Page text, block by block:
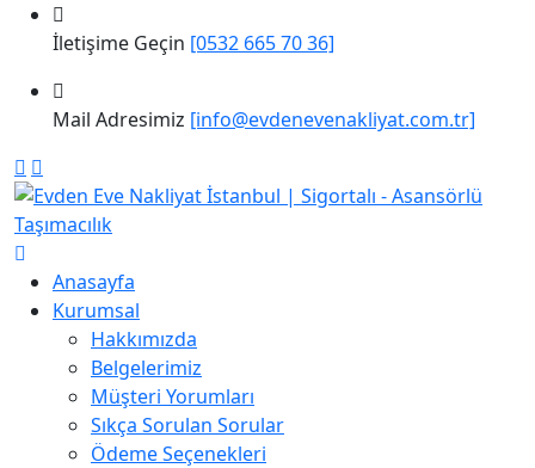
İletişime Geçin [0532 665 70 36]
Mail Adresimiz [info@evdenevenakliyat.com.tr]
Anasayfa
Kurumsal
Hakkımızda
Belgelerimiz
Müşteri Yorumları
Sıkça Sorulan Sorular
Ödeme Seçenekleri